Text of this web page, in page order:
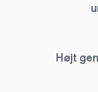
Højt